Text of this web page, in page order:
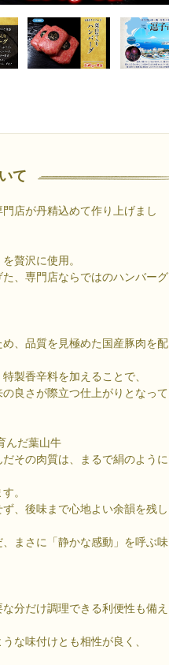
て
店が丹精込めて作り上げまし
贅沢に使用。
、専門店ならではのハンバーグ
、品質を見極めた国産豚肉を配
製香辛料を加えることで、
良さが際立つ仕上がりとなって
んだ葉山牛
その肉質は、まるで絹のように
。
、後味まで心地よい余韻を残し
まさに「静かな感動」を呼ぶ味
分だけ調理できる利便性も備え
な味付けとも相性が良く、